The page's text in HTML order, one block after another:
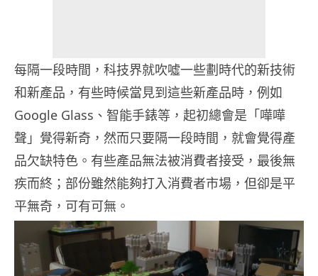
每隔一段時間，科技界就吹噓一些劃時代的新技術
和新產品，有些時候當見到這些新產品時，例如
Google Glass、智能手錶等，起初總會是「嘩嘩
聲」覺得新奇，然而只要隔一段時間，就會覺得產
品欠缺特色。有些產品無法被消費者接受，最後無
疾而終；部份雖然能夠打入消費者市場，但卻是平
平無奇，可有可無。